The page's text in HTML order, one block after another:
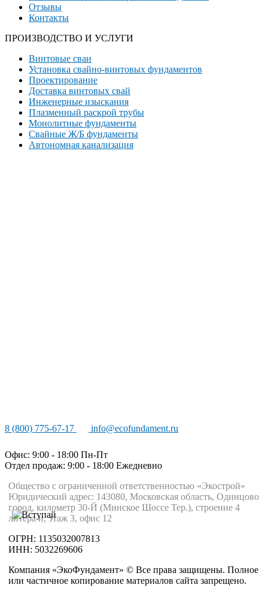
Отзывы
Контакты
ПРОИЗВОДСТВО И УСЛУГИ
Винтовые сваи
Установка свайно-винтовых фундаментов
Проектирование
Доставка винтовых свай
Инженерные изыскания
Плазменный раскрой трубы
Монолитные фундаменты
Свайные Ж/Б фундаменты
Автономная канализация
8 (800) 775-67-17 info@ecofundament.ru
Офис: 9:00 - 18:00 Пн-Пт
Отдел продаж: 9:00 - 18:00 Ежедневно
Общество с ограниченной ответственностью «Экострой»
Юридический адрес: 143080, Московская область, Одинцово
город, километр 30-Й (Минское Шоссе Тер.), строение 4
литера и, этаж 3, офис 12
ОГРН: 1135032007813
ИНН: 5032269606
Компания «ЭкоФундамент» © Все права защищены. Полное
или частичное копирование материалов сайта запрещено.